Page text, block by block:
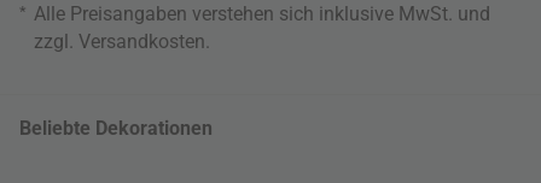
* Alle Preisangaben verstehen sich inklusive MwSt. und
zzgl. Versandkosten
Beliebte Dekorationen